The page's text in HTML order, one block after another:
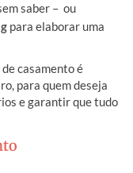
saber – ou
para elaborar uma
casamento é
para quem deseja
e garantir que tudo